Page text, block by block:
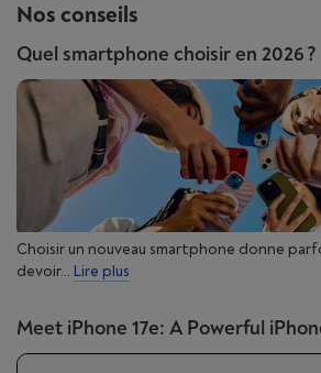
Nos conseils
Quel smartphone choisir en 2026 ?
Choisir un nouveau smartphone donne
devoir... Lire plus
Meet iPhone 17e: A Powerful